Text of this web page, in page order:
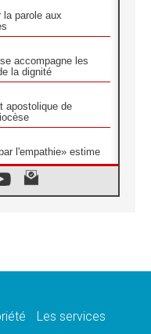
la parole aux
accompagne les
la dignité
apostolique de
l'empathie» estime
ne s'achète pas avec
Les services